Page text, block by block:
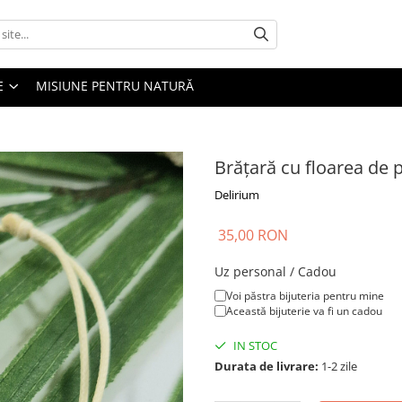
MISIUNE PENTRU NATURĂ
Brățară cu floarea de
Delirium
35,00 RON
Uz personal / Cadou
Voi păstra bijuteria pentru mine
Această bijuterie va fi un cadou
IN STOC
Durata de livrare: 1-2 zile